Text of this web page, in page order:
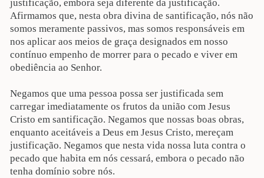
justificação, embora seja diferente da justificação.
Afirmamos que, nesta obra divina de santificação, nós não
somos meramente passivos, mas somos responsáveis em
nos aplicar aos meios de graça designados em nosso
contínuo empenho de morrer para o pecado e viver em
obediência ao Senhor.
Negamos que uma pessoa possa ser justificada sem
carregar imediatamente os frutos da união com Jesus
Cristo em santificação. Negamos que nossas boas obras,
enquanto aceitáveis a Deus em Jesus Cristo, mereçam
justificação. Negamos que nesta vida nossa luta contra o
pecado que habita em nós cessará, embora o pecado não
tenha domínio sobre nós.